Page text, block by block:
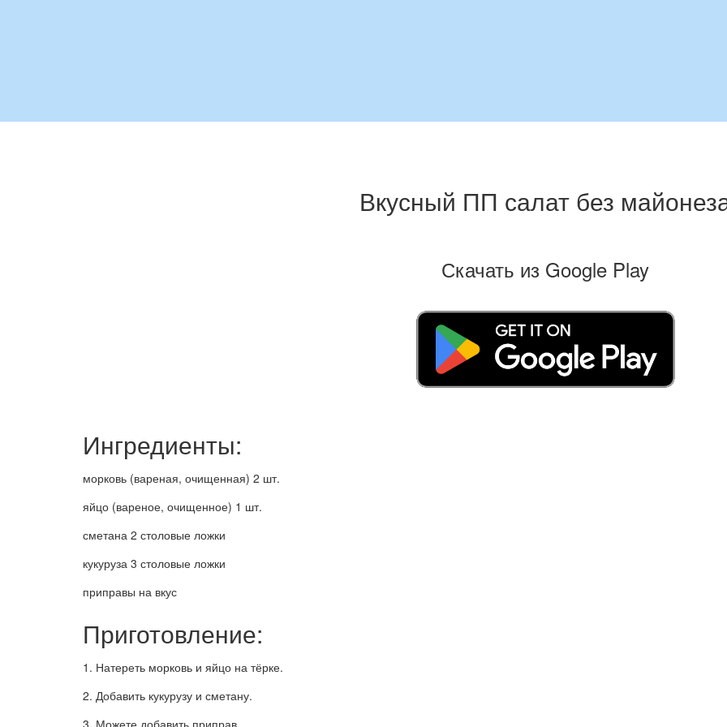
Вкусный ПП салат без
Скачать из Google Play
Ингредиенты:
морковь (вареная, очищенная) 2 шт.
яйцо (вареное, очищенное) 1 шт.
сметана 2 столовые ложки
кукуруза 3 столовые ложки
приправы на вкус
Приготовление:
1. Натереть морковь и яйцо на тёрке.
2. Добавить кукурузу и сметану.